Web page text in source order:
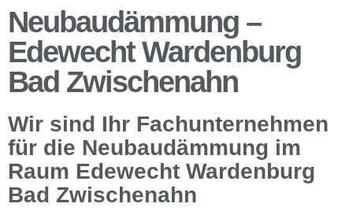
Neubaudämmung –
Edewecht Wardenburg
Bad Zwischenahn
Wir sind Ihr Fachunternehmen
für die Neubaudämmung im
Raum Edewecht Wardenburg
Bad Zwischenahn